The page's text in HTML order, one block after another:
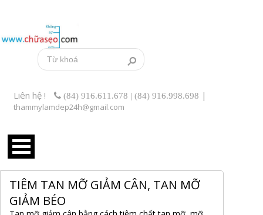
Liên hệ ! (84) 916.611.678 | (84) 916.998.698 |
thammylamdep24h@gmail.com
TIÊM TAN MỠ GIẢM CÂN, TAN MỠ
GIẢM BÉO